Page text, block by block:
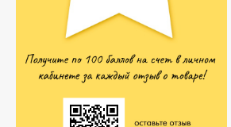
249
Hemani Масло черного
тмина 500 мл
2 050₽
1 990 ₽